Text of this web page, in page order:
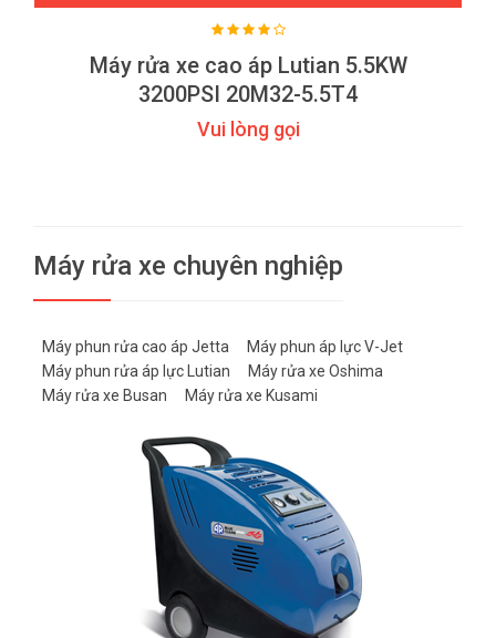
Máy rửa xe cao áp Lutian 5.5KW
3200PSI 20M32-5.5T4
Vui lòng gọi
Máy rửa xe chuyên nghiệp
Máy phun rửa cao áp Jetta
Máy phun áp lực V-Jet
Máy phun rửa áp lực Lutian
Máy rửa xe Oshima
Máy rửa xe Busan
Máy rửa xe Kusami